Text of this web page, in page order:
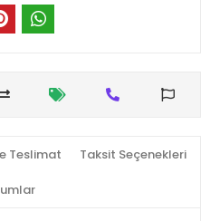
Teslimat Taksit Seçenekleri